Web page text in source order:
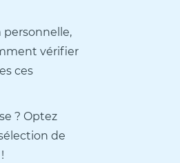
vérifier
ces
? Optez
de